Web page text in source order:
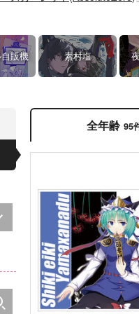
販機 素村塩
全年齢 95